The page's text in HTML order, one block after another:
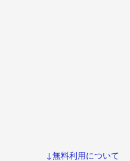
↓無料利用について